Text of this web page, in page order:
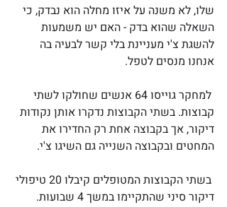
שלו, לא משנה על איזו מחלה הוא נבדק, כי
השאלה שהוא בדק - האם יש משמעות
להשגת צ'י מעניינת בלי קשר לבעיה בה
אנחנו מנסים לטפל.
למחקר גוייסו 64 אנשים שחולקו לשתי
קבוצות. בשתי הקבוצות נדקרו אותן נקודות
דיקור, אך בקבוצה אחת רק החדירו את
המחטים ובקבוצה השנייה גם השיגו צ'י.
בשתי הקבוצות המטופלים קיבלו 20 טיפולי
דיקור סיני שהתקיימו במשך 4 שבועות.